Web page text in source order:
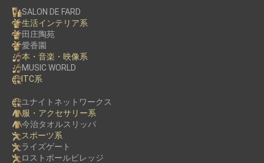
SALON DE FARD
生活インテリア系
田庄陶苑
愛香園
本・音楽・映像系
MUSIC WORLD
ITC系
ユナイトネットワークス
服・アクセサリー系
今治タオルスリッパ
スポーツ系
ライズゲート
ロストボールビレッジ